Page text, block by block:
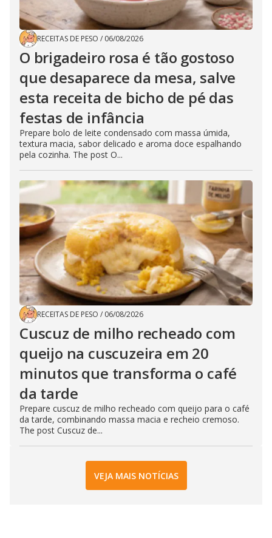
RECEITAS DE PESO / 06/08/2026
O brigadeiro rosa é tão gostoso
que desaparece da mesa, salve
esta receita de bicho de pé das
festas de infância
Prepare bolo de leite condensado com massa úmida,
textura macia, sabor delicado e aroma doce espalhando
pela cozinha. The post O...
RECEITAS DE PESO / 06/08/2026
Cuscuz de milho recheado com
queijo na cuscuzeira em 20
minutos que transforma o café
da tarde
Prepare cuscuz de milho recheado com queijo para o café
da tarde, combinando massa macia e recheio cremoso.
The post Cuscuz de...
VEJA MAIS NOTÍCIAS